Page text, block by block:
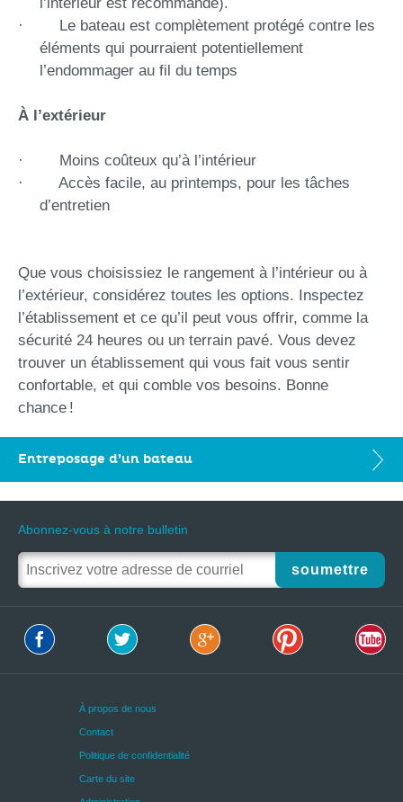
Entreposage d’un bateau
· Le bateau est complètement protégé contre les
éléments qui pourraient potentiellement
l’endommager au fil du temps
À l’extérieur
· Moins coûteux qu’à l’intérieur
· Accès facile, au printemps, pour les tâches
d’entretien
Que vous choisissiez le rangement à l’intérieur ou à
l’extérieur, considérez toutes les options. Inspectez
l’établissement et ce qu’il peut vous offrir, comme la
sécurité 24 heures ou un terrain pavé. Vous devez
trouver un établissement qui vous fait vous sentir
confortable, et qui comble vos besoins. Bonne
chance !
Abonnez-vous à notre bulletin
soumettre
À propos de nous
Contact
Politique de confidentialité
Carte du site